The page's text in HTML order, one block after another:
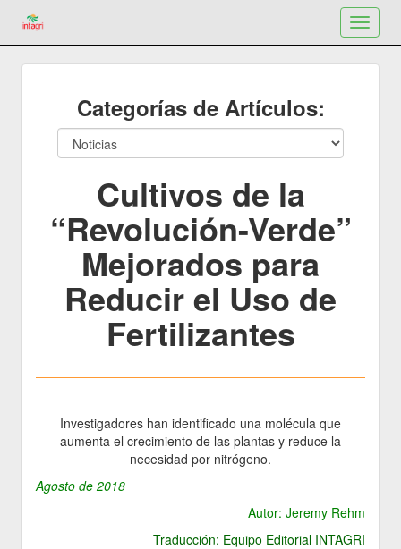
Toggle
Categorías de Artículos:
Cultivos de la
“Revolución-Verde”
Mejorados para
Reducir el Uso de
Fertilizantes
Investigadores han identificado una molécula que
aumenta el crecimiento de las plantas y reduce la
necesidad por nitrógeno.
Agosto de 2018
Autor: Jeremy Rehm
Traducción: Equipo Editorial INTAGRI